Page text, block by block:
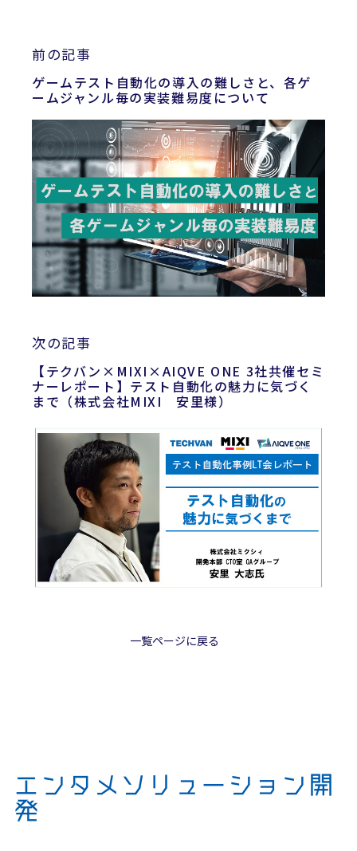
前の記事
ゲームテスト自動化の導入の難しさと、各ゲ
ームジャンル毎の実装難易度について
次の記事
【テクバン×MIXI×AIQVE ONE 3社共催セミ
ナーレポート】テスト自動化の魅力に気づく
まで（株式会社MIXI 安里様）
一覧ページに戻る
エンタメソリューション開
発